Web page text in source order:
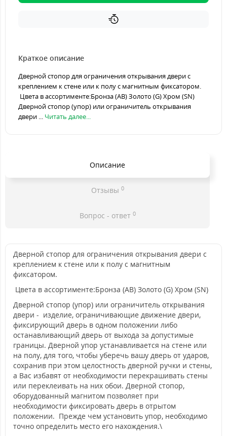
Краткое описание
Дверной стопор для ограничения открывания двери с
креплением к стене или к полу с магнитным фиксатором.
Цвета в ассортименте:Бронза (AB) Золото (G) Хром (SN)
Дверной стопор (упор) или ограничитель открывания
двери ... Читать далее...
Описание
Отзывы 0
Вопрос - ответ 0
Дверной стопор для ограничения открывания двери с
креплением к стене или к полу с магнитным
фиксатором.
Цвета в ассортименте:Бронза (AB) Золото (G) Хром (SN)
Дверной стопор (упор) или ограничитель открывания
двери - изделие, ограничивающие движение двери,
фиксирующий дверь в одном положении либо
останавливающий дверь от выхода за допустимые
границы. Дверной упор устанавливается на стене или
на полу, для того, чтобы уберечь вашу дверь от ударов,
сохранив при этом целостность дверной ручки и стены,
а Вас избавят от необходимости перекрашивать стены
или переклеивать на них обои. Дверной стопор,
оборудованный магнитом позволяет при
необходимости фиксировать дверь в отрытом
положении. Прежде чем установить упор, необходимо
точно определить место его нахождения.\